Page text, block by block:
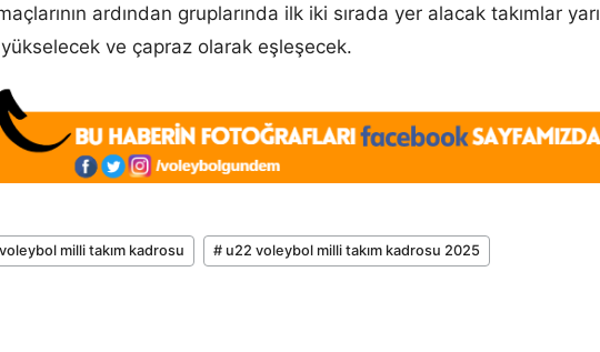
ardından gruplarında ilk iki sırada yer alacak takımlar yarı
ve çapraz olarak eşleşecek.
milli takım kadrosu # u22 voleybol milli takım kadrosu 2025